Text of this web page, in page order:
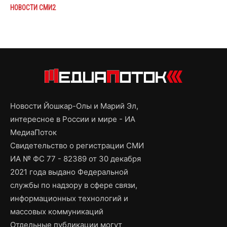
НОВОСТИ СМИ2
Новости Йошкар-Олы и Марий Эл,
интересное в России и мире - ИА
МедиаПоток
Свидетельство о регистрации СМИ
ИА № ФС 77 - 82389 от 30 декабря
2021 года выдано Федеральной
службы по надзору в сфере связи,
информационных технологий и
массовых коммуникаций
Отдельные публикации могут